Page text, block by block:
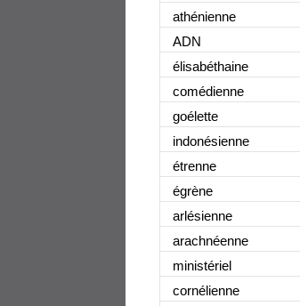
athénienne
ADN
élisabéthaine
comédienne
goélette
indonésienne
étrenne
égrène
arlésienne
arachnéenne
ministériel
cornélienne